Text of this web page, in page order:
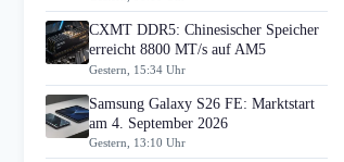
CXMT DDR5: Chinesischer Speicher
erreicht 8800 MT/s auf AM5
Gestern, 15:34 Uhr
Samsung Galaxy S26 FE: Marktstart
am 4. September 2026
Gestern, 13:10 Uhr